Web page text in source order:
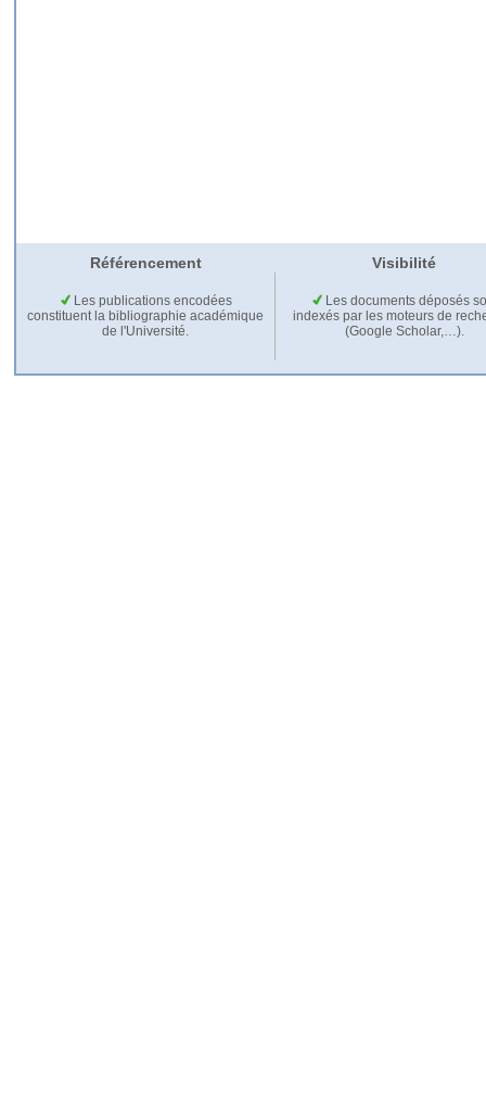
Référencement Visibilité
Les publications encodées
constituent la bibliographie académique
de l'Université.
Les documents déposés
indexés par les moteurs de
(Google Scholar,…).